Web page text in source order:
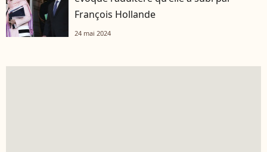
François Hollande
24 mai 2024